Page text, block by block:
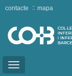
Toggle
contacte mapa